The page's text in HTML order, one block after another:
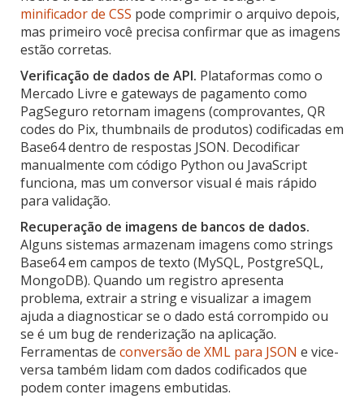
minificador de CSS pode comprimir o arquivo depois,
mas primeiro você precisa confirmar que as imagens
estão corretas.
Verificação de dados de API. Plataformas como o
Mercado Livre e gateways de pagamento como
PagSeguro retornam imagens (comprovantes, QR
codes do Pix, thumbnails de produtos) codificadas em
Base64 dentro de respostas JSON. Decodificar
manualmente com código Python ou JavaScript
funciona, mas um conversor visual é mais rápido
para validação.
Recuperação de imagens de bancos de dados.
Alguns sistemas armazenam imagens como strings
Base64 em campos de texto (MySQL, PostgreSQL,
MongoDB). Quando um registro apresenta
problema, extrair a string e visualizar a imagem
ajuda a diagnosticar se o dado está corrompido ou
se é um bug de renderização na aplicação.
Ferramentas de conversão de XML para JSON e vice-
versa também lidam com dados codificados que
podem conter imagens embutidas.